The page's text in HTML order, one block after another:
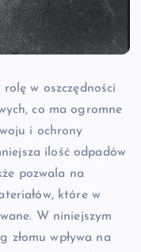
w oszczędności
co ma ogromne
i ochrony
ilość odpadów
pozwala na
które w
W niniejszym
złomu wpływa na